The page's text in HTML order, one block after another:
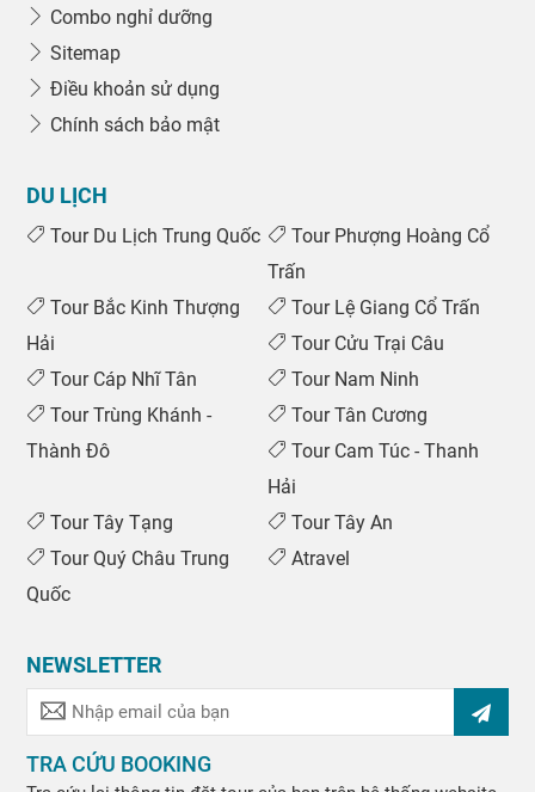
Combo nghỉ dưỡng
Sitemap
Điều khoản sử dụng
Chính sách bảo mật
DU LỊCH
Tour Du Lịch Trung Quốc
Tour Phượng Hoàng Cổ
Trấn
Tour Bắc Kinh Thượng
Hải
Tour Lệ Giang Cổ Trấn
Tour Cửu Trại Câu
Tour Cáp Nhĩ Tân
Tour Nam Ninh
Tour Trùng Khánh -
Thành Đô
Tour Tân Cương
Tour Cam Túc - Thanh
Hải
Tour Tây Tạng
Tour Tây An
Tour Quý Châu Trung
Quốc
Atravel
NEWSLETTER
TRA CỨU BOOKING